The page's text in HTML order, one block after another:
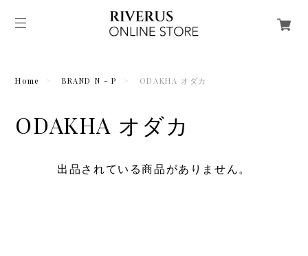
Home BRAND N - P ODAKHA オダカ
ODAKHA オダカ
出品されている商品がありません。